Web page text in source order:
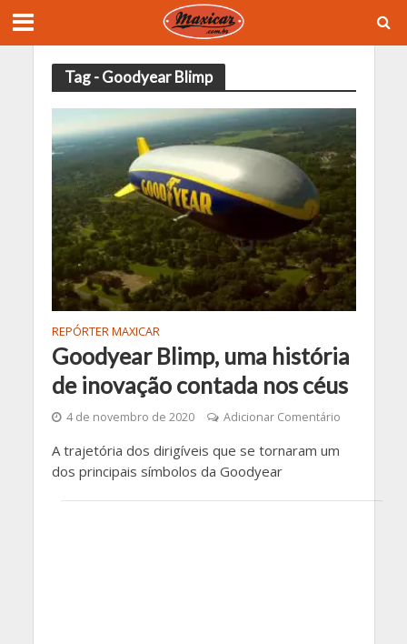
Tag - Goodyear Blimp
REPÓRTER MAXICAR
Goodyear Blimp, uma história
de inovação contada nos céus
4 de novembro de 2020 Adicionar Comentário
A trajetória dos dirigíveis que se tornaram um
dos principais símbolos da Goodyear